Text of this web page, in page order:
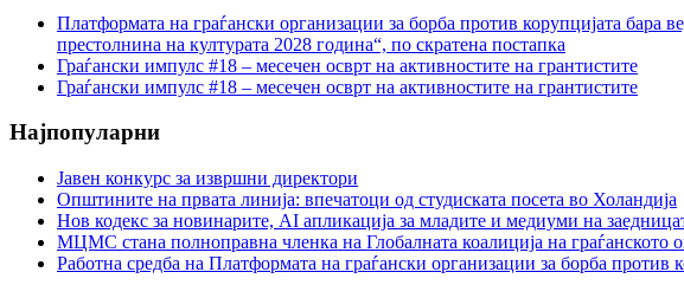
Платформата на граѓански организации за борба против корупцијата бара
престолнина на културата 2028 година“, по скратена постапка
Граѓански импулс #18 – месечен осврт на активностите на грантистите
Граѓански импулс #18 – месечен осврт на активностите на грантистите
Најпопуларни
Јавен конкурс за извршни директори
Општините на првата линија: впечатоци од студиската посета во Холандија
Нов кодекс за новинарите, AI апликација за младите и медиуми на
МЦМС стана полноправна членка на Глобалната коалиција на
Работна средба на Платформата на граѓански организации за борба